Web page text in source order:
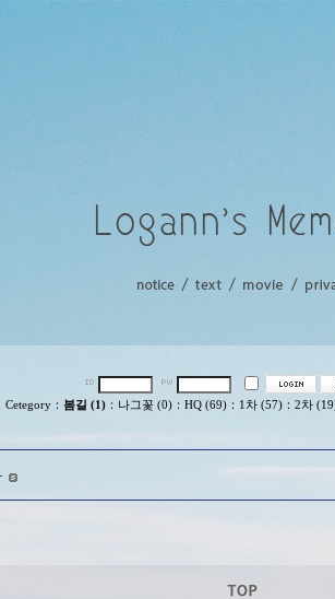
Cetegory： 봄길 (1)： 나그꽃 (0)： HQ (69)： 1차 (57)： 2차